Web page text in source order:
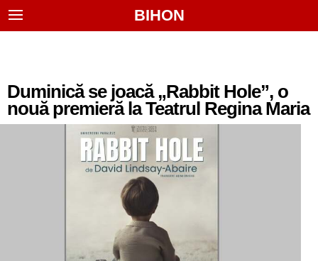
BIHON
Duminică se joacă „Rabbit Hole”, o
nouă premieră la Teatrul Regina Maria